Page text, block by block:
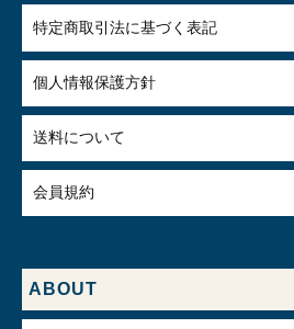
特定商取引法に基づく表記
個人情報保護方針
送料について
会員規約
ABOUT